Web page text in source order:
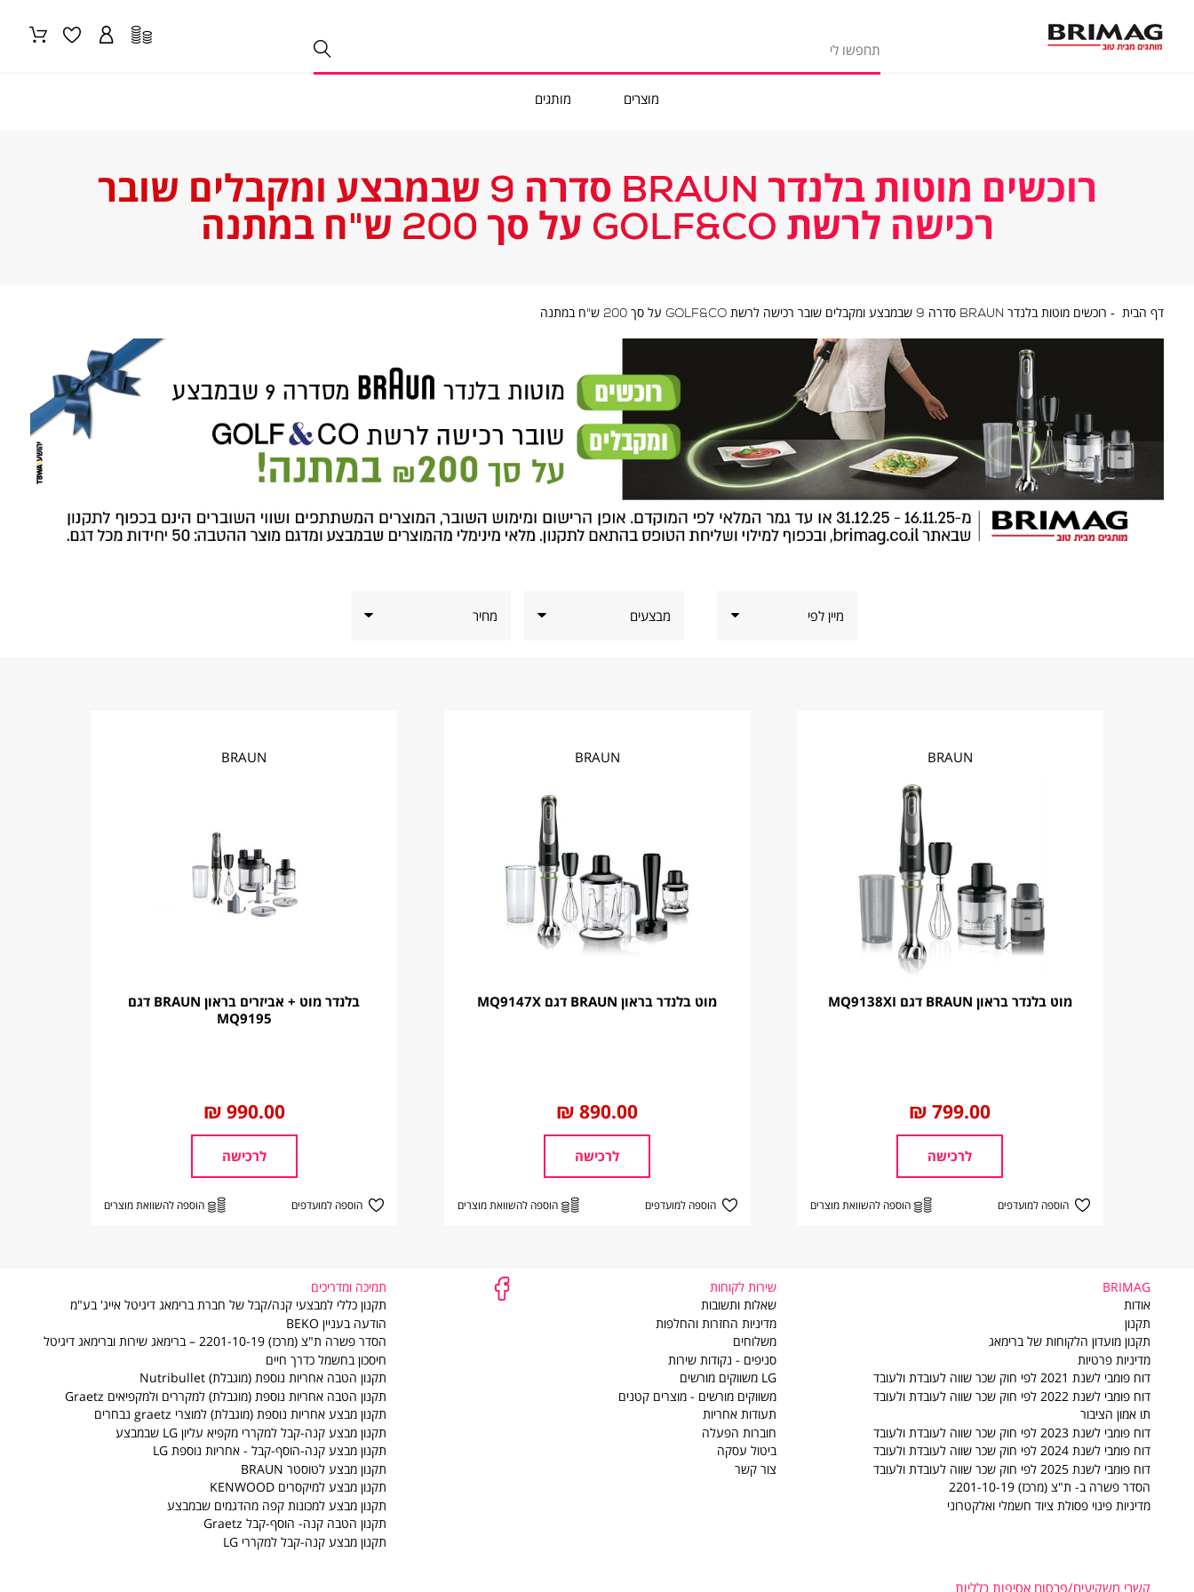
מוצרים מותגים
רוכשים מוטות בלנדר BRAUN סדרה 9 שבמבצע ומקבלים שובר
רכישה לרשת GOLF&CO על סך 200 ש"ח במתנה
דף הבית דף רוכשים מוטות בלנדר BRAUN סדרה 9 שבמבצע ומקבלים שובר רכישה לרשת GOLF&CO על סך 200 ש"ח במתנה
שבמבצע
ומקבלים
שובר
לרשת
GOLF&CO
סך
200
ש"ח
מבצעים מחיר
BRAUN
מוט בלנדר בראון BRAUN דגם MQ9138XI
החל
מ
799.00 ₪
לרכישה
הוספה למועדפים הוספה להשוואת מוצרים
BRAUN
מוט בלנדר בראון BRAUN דגם MQ9147X
החל
מ
890.00 ₪
לרכישה
הוספה למועדפים הוספה להשוואת מוצרים
BRAUN
בלנדר מוט + אביזרים בראון BRAUN דגם
MQ9195
החל
מ
990.00 ₪
לרכישה
הוספה למועדפים הוספה להשוואת מוצרים
BRIMAG
BRIMAG
אודות
תקנון
תקנון מועדון הלקוחות של ברימאג
מדיניות פרטיות
דוח פומבי לשנת 2021 לפי חוק שכר שווה לעובדת ולעובד
דוח פומבי לשנת 2022 לפי חוק שכר שווה לעובדת ולעובד
תו אמון הציבור
דוח פומבי לשנת 2023 לפי חוק שכר שווה לעובדת ולעובד
דוח פומבי לשנת 2024 לפי חוק שכר שווה לעובדת ולעובד
דוח פומבי לשנת 2025 לפי חוק שכר שווה לעובדת ולעובד
הסדר פשרה ב- ת"צ (מרכז) 2201-10-19
מדיניות פינוי פסולת ציוד חשמלי ואלקטרוני
שירות
לקוחות
שירות לקוחות
שאלות ותשובות
מדיניות החזרות והחלפות
משלוחים
סניפים - נקודות שירות
LG משווקים מורשים
משווקים מורשים - מוצרים קטנים
תעודות אחריות
חוברות הפעלה
ביטול עסקה
צור קשר
תמיכה ומדריכים
תקנון כללי למבצעי קנה/קבל של חברת ברימאג דיגיטל אייג' בע"מ
הודעה בעניין BEKO
הסדר פשרה ת"צ (מרכז) 2201-10-19 – ברימאג שירות וברימאג דיגיטל
חיסכון בחשמל כדרך חיים
תקנון הטבה אחריות נוספת (מוגבלת) Nutribullet
תקנון הטבה אחריות נוספת (מוגבלת) למקררים ולמקפיאים Graetz
תקנון מבצע אחריות נוספת (מוגבלת) למוצרי graetz נבחרים
תקנון מבצע קנה-קבל למקררי מקפיא עליון LG שבמבצע
תקנון מבצע קנה-הוסף-קבל - אחריות נוספת LG
תקנון מבצע לטוסטר BRAUN
תקנון מבצע למיקסרים KENWOOD
תקנון מבצע למכונות קפה מהדגמים שבמבצע
תקנון הטבה קנה- הוסף-קבל Graetz
תקנון מבצע קנה-קבל למקררי LG
קשרי משקיעים/פרסום אסיפות כלליות